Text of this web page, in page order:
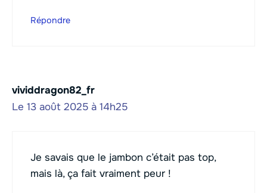
Répondre
vividdragon82_fr
Le 13 août 2025 à 14h25
Je savais que le jambon c’était pas top,
mais là, ça fait vraiment peur !